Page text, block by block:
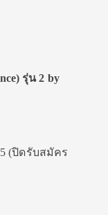
รุ่น 2 by
(ปิดรับสมัคร